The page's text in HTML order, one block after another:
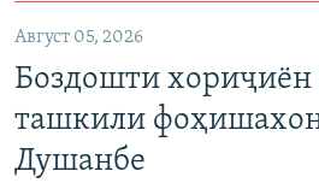
Август 05, 2026
Боздошти хориҷиён
ташкили
Душанбе